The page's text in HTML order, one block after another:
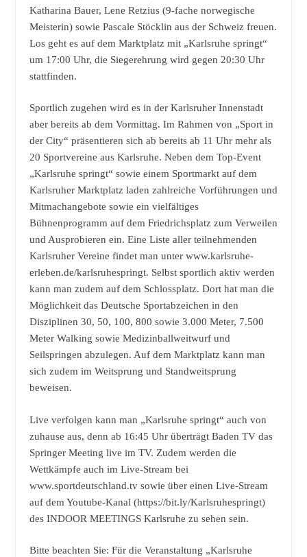
Katharina Bauer, Lene Retzius (9-fache norwegische
Meisterin) sowie Pascale Stöcklin aus der Schweiz freuen.
Los geht es auf dem Marktplatz mit „Karlsruhe springt“
um 17:00 Uhr, die Siegerehrung wird gegen 20:30 Uhr
stattfinden.
Sportlich zugehen wird es in der Karlsruher Innenstadt
aber bereits ab dem Vormittag. Im Rahmen von „Sport in
der City“ präsentieren sich ab bereits ab 11 Uhr mehr als
20 Sportvereine aus Karlsruhe. Neben dem Top-Event
„Karlsruhe springt“ sowie einem Sportmarkt auf dem
Karlsruher Marktplatz laden zahlreiche Vorführungen und
Mitmachangebote sowie ein vielfältiges
Bühnenprogramm auf dem Friedrichsplatz zum Verweilen
und Ausprobieren ein. Eine Liste aller teilnehmenden
Karlsruher Vereine findet man unter www.karlsruhe-
erleben.de/karlsruhespringt. Selbst sportlich aktiv werden
kann man zudem auf dem Schlossplatz. Dort hat man die
Möglichkeit das Deutsche Sportabzeichen in den
Disziplinen 30, 50, 100, 800 sowie 3.000 Meter, 7.500
Meter Walking sowie Medizinballweitwurf und
Seilspringen abzulegen. Auf dem Marktplatz kann man
sich zudem im Weitsprung und Standweitsprung
beweisen.
Live verfolgen kann man „Karlsruhe springt“ auch von
zuhause aus, denn ab 16:45 Uhr überträgt Baden TV das
Springer Meeting live im TV. Zudem werden die
Wettkämpfe auch im Live-Stream bei
www.sportdeutschland.tv sowie über einen Live-Stream
auf dem Youtube-Kanal (https://bit.ly/Karlsruhespringt)
des INDOOR MEETINGS Karlsruhe zu sehen sein.
Bitte beachten Sie: Für die Veranstaltung „Karlsruhe